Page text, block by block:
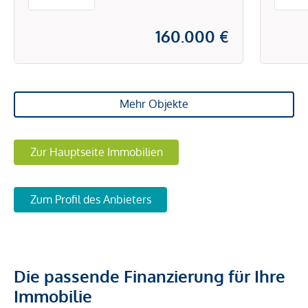
160.000 €
Mehr Objekte
Zur Hauptseite Immobilien
Zum Profil des Anbieters
Die passende Finanzierung für Ihre
Immobilie